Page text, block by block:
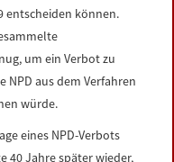
entscheiden können.
um ein Verbot zu
NPD aus dem Verfahren
würde.
eines NPD-Verbots
40 Jahre später wieder,